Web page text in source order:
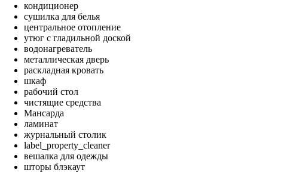
кондиционер
сушилка для белья
центральное отопление
утюг с гладильной доской
водонагреватель
металлическая дверь
раскладная кровать
шкаф
рабочий стол
чистящие средства
Мансарда
ламинат
журнальный столик
label_property_cleaner
вешалка для одежды
шторы блэкаут